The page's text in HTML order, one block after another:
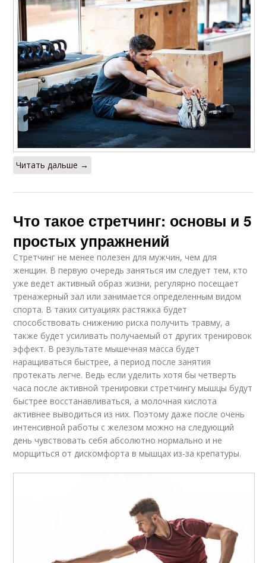
Читать дальше →
Что такое стретчинг: основы и 5
простых упражнений
Стретчинг не менее полезен для мужчин, чем для
женщин. В первую очередь заняться им следует тем, кто
уже ведет активный образ жизни, регулярно посещает
тренажерный зал или занимается определенным видом
спорта. В таких ситуациях растяжка будет
способствовать снижению риска получить травму, а
также будет усиливать получаемый от других тренировок
эффект. В результате мышечная масса будет
наращиваться быстрее, а период после занятия
протекать легче. Ведь если уделить хотя бы четверть
часа после активной тренировки стретчингу мышцы будут
быстрее восстанавливаться, а молочная кислота
активнее выводиться из них. Поэтому даже после очень
интенсивной работы с железом можно на следующий
день чувствовать себя абсолютно нормально и не
морщиться от дискомфорта в мышцах из-за крепатуры.